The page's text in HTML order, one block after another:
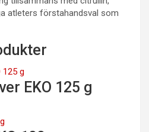
atleters förstahandsval som
EKO 125 g